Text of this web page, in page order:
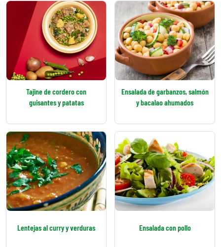
Tajine de cordero con
guisantes y patatas
Ensalada de garbanzos, salmón
y bacalao ahumados
Lentejas al curry y verduras Ensalada con pollo